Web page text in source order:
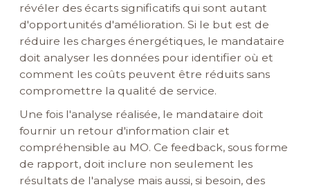
révéler des écarts significatifs qui sont autant
d'opportunités d'amélioration. Si le but est de
réduire les charges énergétiques, le mandataire
doit analyser les données pour identifier où et
comment les coûts peuvent être réduits sans
compromettre la qualité de service.
Une fois l'analyse réalisée, le mandataire doit
fournir un retour d'information clair et
compréhensible au MO. Ce feedback, sous forme
de rapport, doit inclure non seulement les
résultats de l'analyse mais aussi, si besoin, des